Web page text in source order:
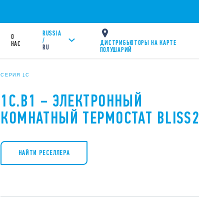
О
НАС
RUSSIA
/
RU
ДИСТРИБЬЮТОРЫ НА КАРТЕ
ПОЛУШАРИЙ
СЕРИЯ 1С
1C.B1 – ЭЛЕКТРОННЫЙ
КОМНАТНЫЙ ТЕРМОСТАТ BLISS2
НАЙТИ РЕСЕЛЛЕРА